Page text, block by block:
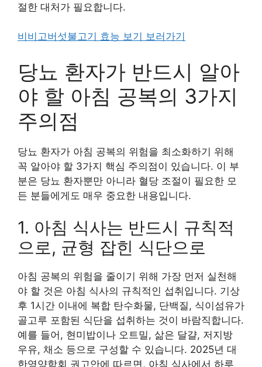
절한 대처가 필요합니다.
비비고버섯불고기 효능 보기 보러가기
당뇨 환자가 반드시 알아
야 할 아침 공복의 3가지
주의점
당뇨 환자가 아침 공복의 위험을 최소화하기 위해
꼭 알아야 할 3가지 핵심 주의점이 있습니다. 이 부
분은 당뇨 환자뿐만 아니라 혈당 조절이 필요한 모
든 분들에게도 매우 중요한 내용입니다.
1. 아침 식사는 반드시 규칙적
으로, 균형 잡힌 식단으로
아침 공복의 위험을 줄이기 위해 가장 먼저 실천해
야 할 것은 아침 식사의 규칙적인 섭취입니다. 기상
후 1시간 이내에 복합 탄수화물, 단백질, 식이섬유가
골고루 포함된 식단을 섭취하는 것이 바람직합니다.
예를 들어, 현미밥이나 오트밀, 삶은 달걀, 저지방
우유, 채소 등으로 구성할 수 있습니다. 2025년 대
한영양학회 권고안에 따르면, 아침 식사에서 하루